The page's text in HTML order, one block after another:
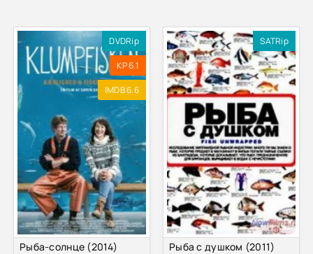
DVDRip
KP 6.1
IMDB 6.6
Рыба-солнце (2014)
SATRip
Рыба с душком (2011)